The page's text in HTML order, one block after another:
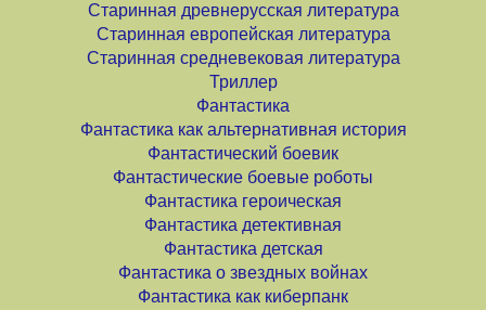
Старинная древнерусская литература
Старинная европейская литература
Старинная средневековая литература
Триллер
Фантастика
Фантастика как альтернативная история
Фантастический боевик
Фантастические боевые роботы
Фантастика героическая
Фантастика детективная
Фантастика детская
Фантастика о звездных войнах
Фантастика как киберпанк